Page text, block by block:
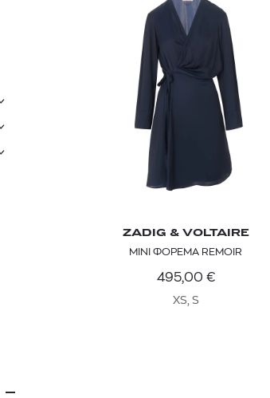
ΑΝΔΡΙΚΟ POLO ΠΟΥΛΟΒΕΡ
ZADIG & VOLTAIRE
ΜΙΝΙ ΦΟΡΕΜΑ REMOIR
495,00 €
XS, S